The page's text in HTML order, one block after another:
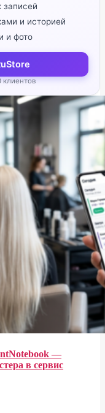
записей
и историей
и фото
клиентов
—
в сервис